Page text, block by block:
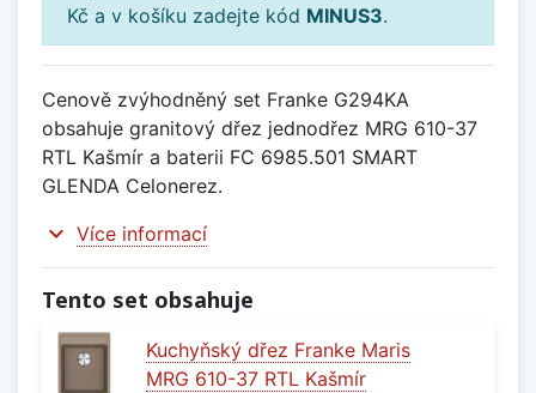
Kč a v košíku zadejte kód MINUS3.
Cenově zvýhodněný set Franke G294KA
obsahuje granitový dřez jednodřez MRG 610-37
RTL Kašmír a baterii FC 6985.501 SMART
GLENDA Celonerez.
expand_more Více informací
Tento set obsahuje
Kuchyňský dřez Franke Maris
MRG 610-37 RTL Kašmír